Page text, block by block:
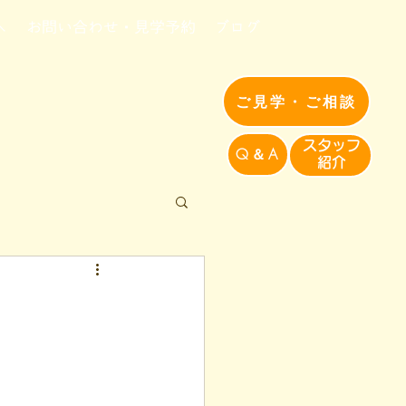
ご見学・ご相談
Q＆A
​スタッフ
紹介​
お問い合わせ・見学予約 ブログ